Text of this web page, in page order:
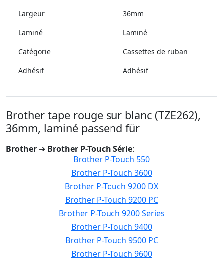
Largeur
36mm
Laminé
Laminé
Catégorie
Cassettes de ruban
Adhésif
Adhésif
Brother tape rouge sur blanc (TZE262),
36mm, laminé passend für
Brother ➔ Brother P-Touch Série:
Brother P-Touch 550
Brother P-Touch 3600
Brother P-Touch 9200 DX
Brother P-Touch 9200 PC
Brother P-Touch 9200 Series
Brother P-Touch 9400
Brother P-Touch 9500 PC
Brother P-Touch 9600